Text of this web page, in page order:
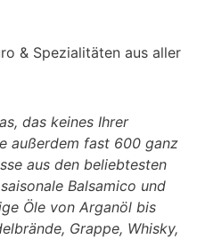
& Spezialitäten aus aller
das keines Ihrer
außerdem fast 600 ganz
aus den beliebtesten
Balsamico und
Öle von Arganöl bis
Grappe, Whisky,